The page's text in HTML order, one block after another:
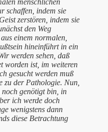
menschlichen
schaffen, indem sie
zerstören, indem sie
den Weg
einem normalen,
hineinführt in ein
werden sehen, daß
worden ist, im weiteren
gesucht werden muß
zu der Pathologie. Nun,
genötigt bin, in
ich werde doch
wenigstens dann
diese Betrachtung